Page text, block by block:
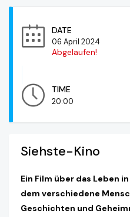
DATE
06 April 2024
Abgelaufen!
TIME
20:00
Siehste-Kino
Ein Film über das Leben
dem verschiedene
Geschichten und